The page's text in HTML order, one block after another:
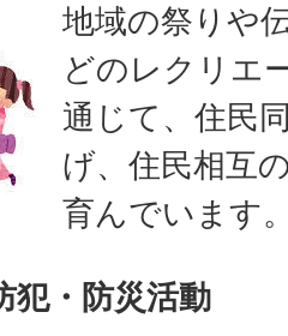
地域の祭りや
どのレクリエ
通じて、住民
げ、住民相互
育んでいます
犯・防災活動